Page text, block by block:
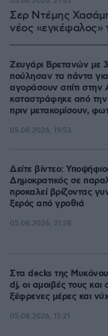
Σερ Ντέμης
νέος «εγκέφαλος»
Ζευγάρι Βρετανών με 3
πούλησαν τα πάντα
αγοράσουν σπίτι στην
καταστράφηκε από την
πριν μετακομίσουν,
05.08.2026, 19:53
Δείτε βίντεο:
Δημοκρατικός σε
προκαλεί βρίζοντας
ξερός από γροθιά
05.08.2026, 21:28
Στα decks της
dj, οι αμοιβές τους και
ξέφρενες μέρες και
05.08.2026, 15:21